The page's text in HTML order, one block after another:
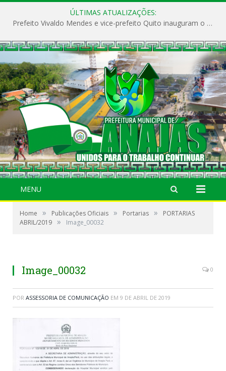
ÚLTIMAS ATUALIZAÇÕES:
Prefeito Vivaldo Mendes e vice-prefeito Quito inauguram o CAPS e fortalecem a saúde pública em Anajás.
MENU
Home » Publicações Oficiais » Portarias »
PORTARIAS
ABRIL/2019 » Image_00032
Image_00032 0
POR ASSESSORIA DE COMUNICAÇÃO EM 9 DE ABRIL DE 2019